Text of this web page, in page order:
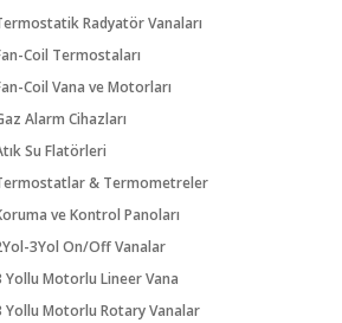
Radyatör Vanaları
Coil Termostaları
Coil Vana ve Motorları
Alarm Cihazları
Su Flatörleri
& Termometreler
ve Kontrol Panoları
3Yol On/Off Vanalar
Yollu Motorlu Lineer Vana
Yollu Motorlu Rotary Vanalar